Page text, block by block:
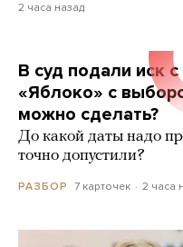
2 часа назад
В суд подали иск
«Яблоко» с
можно сделать?
До какой даты надо
точно допустили?
РАЗБОР 7 карточек 2 часа